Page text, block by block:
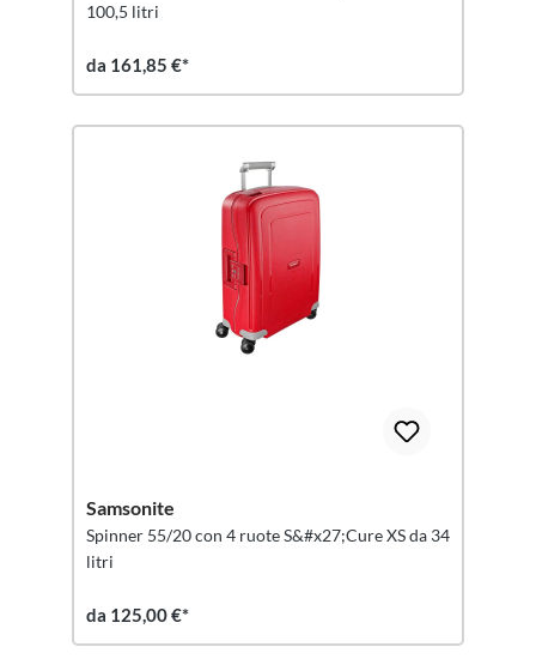
100,5 litri
da 161,85 €*
Samsonite
Spinner 55/20 con 4 ruote S&#x27;Cure XS da 34
litri
da 125,00 €*